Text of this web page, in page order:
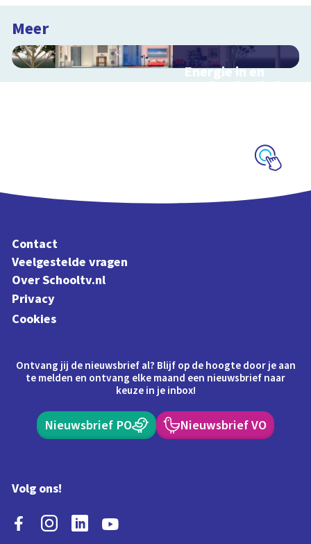
Meer
Energie in en
rondom het huis
Contact
Veelgestelde vragen
Over Schooltv.nl
Privacy
Cookies
Ontvang jij de nieuwsbrief al? Blijf op de hoogte door je aan
te melden en ontvang elke maand een nieuwsbrief naar
keuze in je inbox!
Nieuwsbrief PO Nieuwsbrief VO
Volg ons!